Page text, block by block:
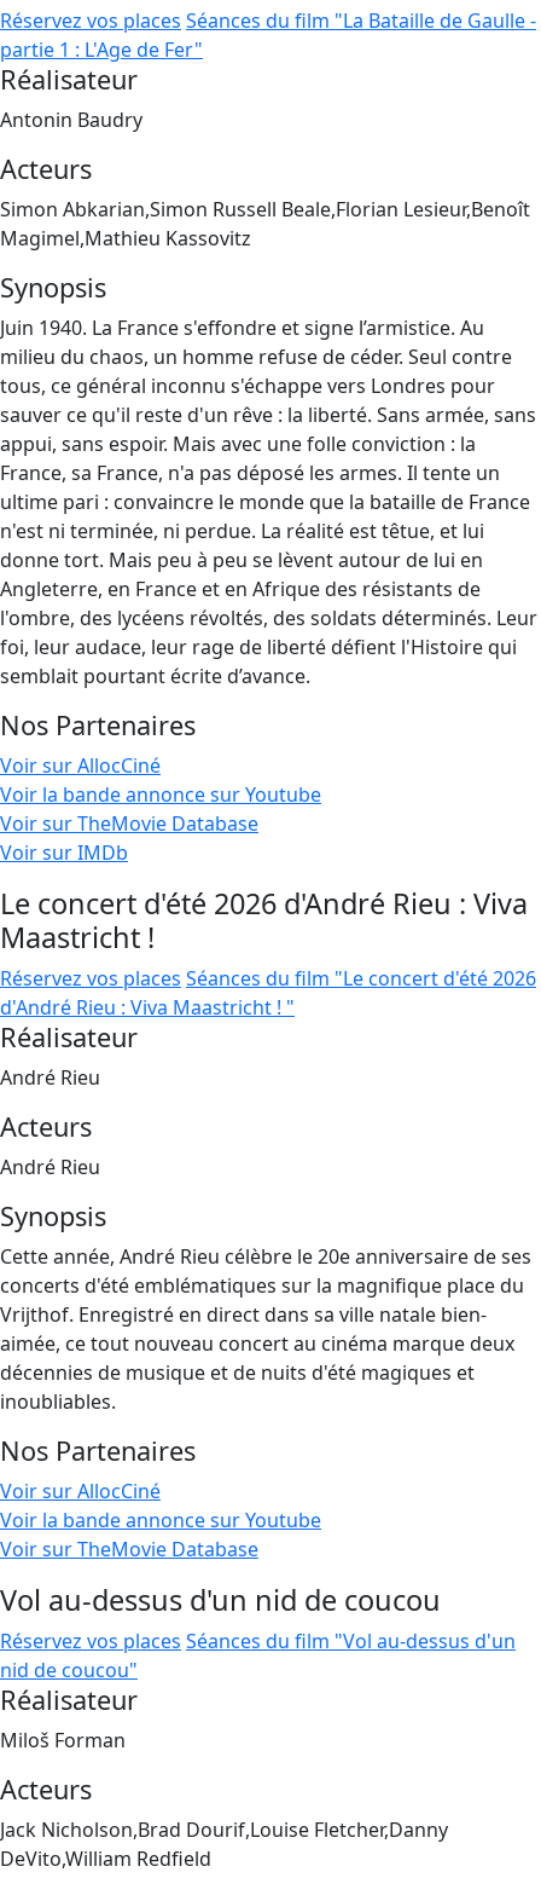
Réservez vos places Séances du film "La Bataille de Gaulle -
partie 1 : L'Age de Fer"
Réalisateur
Antonin Baudry
Acteurs
Simon Abkarian,Simon Russell Beale,Florian Lesieur,Benoît
Magimel,Mathieu Kassovitz
Synopsis
Juin 1940. La France s'effondre et signe l’armistice. Au
milieu du chaos, un homme refuse de céder. Seul contre
tous, ce général inconnu s'échappe vers Londres pour
sauver ce qu'il reste d'un rêve : la liberté. Sans armée, sans
appui, sans espoir. Mais avec une folle conviction : la
France, sa France, n'a pas déposé les armes. Il tente un
ultime pari : convaincre le monde que la bataille de France
n'est ni terminée, ni perdue. La réalité est têtue, et lui
donne tort. Mais peu à peu se lèvent autour de lui en
Angleterre, en France et en Afrique des résistants de
l'ombre, des lycéens révoltés, des soldats déterminés. Leur
foi, leur audace, leur rage de liberté défient l'Histoire qui
semblait pourtant écrite d’avance.
Nos Partenaires
Voir sur AllocCiné
Voir la bande annonce sur Youtube
Voir sur TheMovie Database
Voir sur IMDb
Le concert d'été 2026 d'André Rieu : Viva
Maastricht !
Réservez vos places Séances du film "Le concert d'été 2026
d'André Rieu : Viva Maastricht ! "
Réalisateur
André Rieu
Acteurs
André Rieu
Synopsis
Cette année, André Rieu célèbre le 20e anniversaire de ses
concerts d'été emblématiques sur la magnifique place du
Vrijthof. Enregistré en direct dans sa ville natale bien-
aimée, ce tout nouveau concert au cinéma marque deux
décennies de musique et de nuits d'été magiques et
inoubliables.
Nos Partenaires
Voir sur AllocCiné
Voir la bande annonce sur Youtube
Voir sur TheMovie Database
Vol au-dessus d'un nid de coucou
Réservez vos places Séances du film "Vol au-dessus d'un
nid de coucou"
Réalisateur
Miloš Forman
Acteurs
Jack Nicholson,Brad Dourif,Louise Fletcher,Danny
DeVito,William Redfield